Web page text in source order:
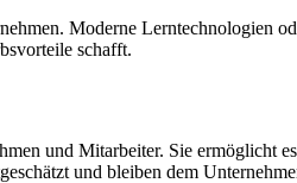
Moderne Lerntechnologien
schafft.
und Mitarbeiter. Sie ermöglicht
und bleiben dem